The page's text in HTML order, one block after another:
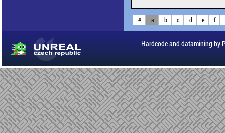
# a b c d e f
Hardcode and datamining by